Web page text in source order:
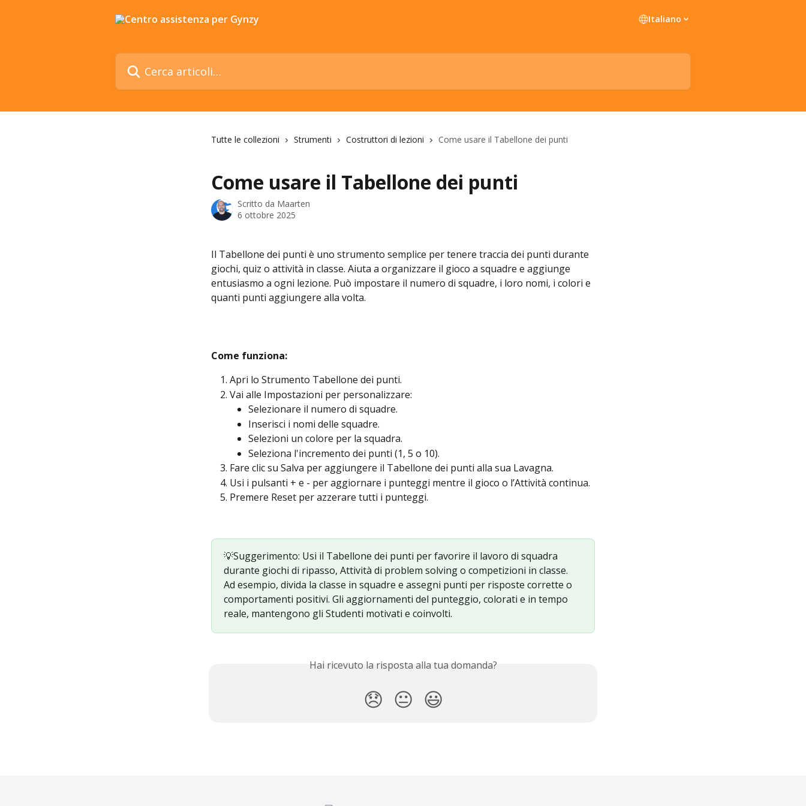
Italiano
Cerca articoli…
Tutte le collezioni Strumenti Costruttori di lezioni Come usare il Tabellone dei punti
Come usare il Tabellone dei punti
Scritto da Maarten
6 ottobre 2025
Il Tabellone dei punti è uno strumento semplice per tenere traccia dei punti durante
giochi, quiz o attività in classe. Aiuta a organizzare il gioco a squadre e aggiunge
entusiasmo a ogni lezione. Può impostare il numero di squadre, i loro nomi, i colori e
quanti punti aggiungere alla volta.
Come funziona:
Apri lo Strumento Tabellone dei punti.
Vai alle Impostazioni per personalizzare:
Selezionare il numero di squadre.
Inserisci i nomi delle squadre.
Selezioni un colore per la squadra.
Seleziona l'incremento dei punti (1, 5 o 10).
Fare clic su Salva per aggiungere il Tabellone dei punti alla sua Lavagna.
Usi i pulsanti + e - per aggiornare i punteggi mentre il gioco o l’Attività continua.
Premere Reset per azzerare tutti i punteggi.
💡Suggerimento: Usi il Tabellone dei punti per favorire il lavoro di squadra
durante giochi di ripasso, Attività di problem solving o competizioni in classe.
Ad esempio, divida la classe in squadre e assegni punti per risposte corrette o
comportamenti positivi. Gli aggiornamenti del punteggio, colorati e in tempo
reale, mantengono gli Studenti motivati e coinvolti.
Hai ricevuto la risposta alla tua domanda?
😞 😐 😃